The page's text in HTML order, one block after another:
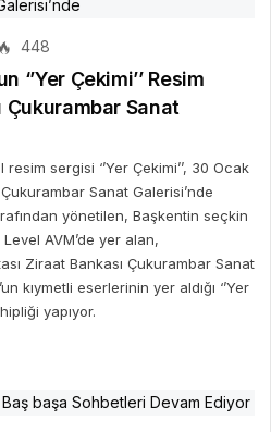
448
‘’Yer Çekimi’’ Resim
Çukurambar Sanat
sergisi ‘’Yer Çekimi’’, 30 Ocak
Sanat Galerisi’nde
yönetilen, Başkentin seçkin
AVM’de yer alan,
Ziraat Bankası Çukurambar Sanat
kıymetli eserlerinin yer aldığı ‘’Yer
yapıyor.